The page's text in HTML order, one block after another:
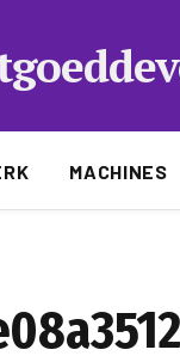
MACHINES